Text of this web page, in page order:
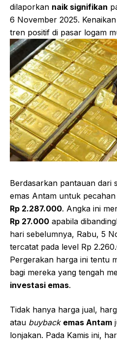
dilaporkan naik signifikan
6 November 2025.
tren positif di pasar logam
Berdasarkan pantauan dari
emas Antam untuk
Rp 2.287.000. Angka ini
Rp 27.000 apabila
hari sebelumnya, Rabu, 5
tercatat pada level Rp
Pergerakan harga ini tentu
bagi mereka yang tengah
investasi emas.
Tidak hanya harga jual,
atau buyback emas Antam
lonjakan. Pada Kamis ini,